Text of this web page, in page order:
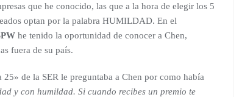
que he conocido, las que a la hora de elegir los 5
optan por la palabra HUMILDAD. En el
he tenido la oportunidad de conocer a Chen,
fuera de su país.
25» de la SER le preguntaba a Chen por como había
y con humildad. Si cuando recibes un premio te